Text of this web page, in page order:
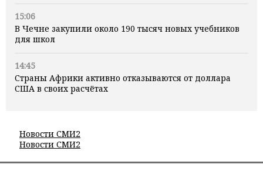
15:06
В Чечне закупили около 190 тысяч новых учебников
для школ
14:45
Страны Африки активно отказываются от доллара
США в своих расчётах
Новости СМИ2
Новости СМИ2